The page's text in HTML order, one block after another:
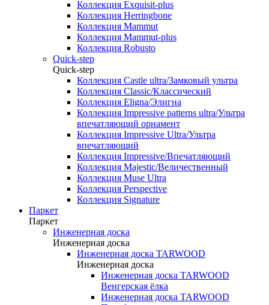
Коллекция Exquisit-plus
Коллекция Herringbone
Коллекция Mammut
Коллекция Mammut-plus
Коллекция Robusto
Quick-step
Quick-step
Коллекция Castle ultra/Замковый ультра
Коллекция Classic/Классический
Коллекция Eligna/Элигна
Коллекция Impressive patterns ultra/Ультра
впечатляющий орнамент
Коллекция Impressive Ultra/Ультра
впечатляющий
Коллекция Impressive/Впечатляющий
Коллекция Majestic/Величественный
Коллекция Muse Ultra
Коллекция Perspective
Коллекция Signature
Паркет
Паркет
Инженерная доска
Инженерная доска
Инженерная доска TARWOOD
Инженерная доска
Инженерная доска TARWOOD
Венгерская ёлка
Инженерная доска TARWOOD